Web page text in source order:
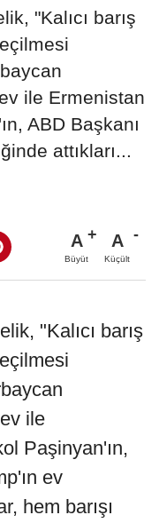
"Kalıcı barış
ile Ermenistan
ABD Başkanı
attıkları...
A
Büyüt
A
Küçült
"Kalıcı barış
ile
Paşinyan'ın,
ev
hem barışı